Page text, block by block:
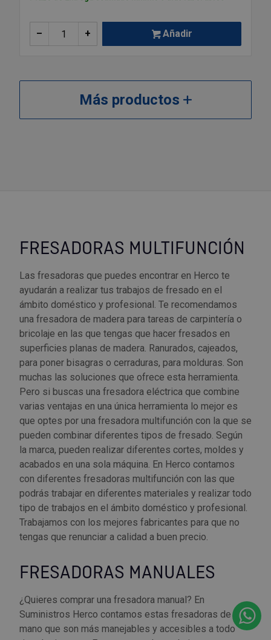
+
– Añadir
Más productos
FRESADORAS MULTIFUNCIÓN
Las fresadoras que puedes encontrar en Herco te
ayudarán a realizar tus trabajos de fresado en el
ámbito doméstico y profesional. Te recomendamos
una fresadora de madera para tareas de carpintería o
bricolaje en las que tengas que hacer fresados en
superficies planas de madera. Ranurados, cajeados,
para poner bisagras o cerraduras, para molduras. Son
muchas las soluciones que ofrece esta herramienta.
Pero si buscas una fresadora eléctrica que combine
varias ventajas en una única herramienta lo mejor es
que optes por una fresadora multifunción con la que se
pueden combinar diferentes tipos de fresado. Según
la marca, pueden realizar diferentes cortes, moldes y
acabados en una sola máquina. En Herco contamos
con diferentes fresadoras multifunción con las que
podrás trabajar en diferentes materiales y realizar todo
tipo de trabajos en el ámbito doméstico y profesional.
Trabajamos con los mejores fabricantes para que no
tengas que renunciar a calidad a buen precio.
FRESADORAS MANUALES
¿Quieres comprar una fresadora manual? En
Suministros Herco contamos estas fresadoras de
mano que son más manejables y accesibles a todo